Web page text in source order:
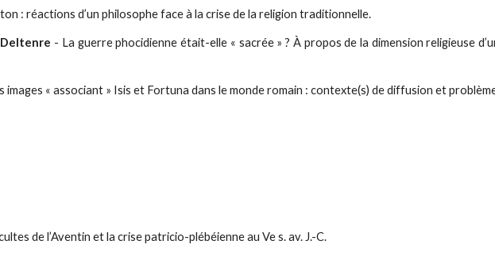
: réactions d’un philosophe face à la crise de la religion traditionnelle.
- La guerre phocidienne était-elle « sacrée » ? À propos de la dimension religieuse
images « associant » Isis et Fortuna dans le monde romain : contexte(s) de diffusion et
de l’Aventin et la crise patricio-plébéienne au Ve s. av. J.-C.